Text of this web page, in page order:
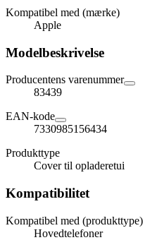
Kompatibel med (mærke)
Apple
Modelbeskrivelse
Producentens varenummer
83439
EAN-kode
7330985156434
Produkttype
Cover til opladeretui
Kompatibilitet
Kompatibel med (produkttype)
Hovedtelefoner